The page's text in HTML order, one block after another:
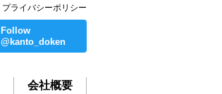
プライバシーポリシー
Follow
@kanto_doken
会社概要